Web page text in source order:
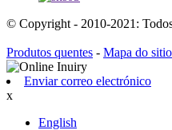
© Copyright - 2010-2021:
Produtos quentes - Mapa do sitio
Enviar correo electrónico
x
English